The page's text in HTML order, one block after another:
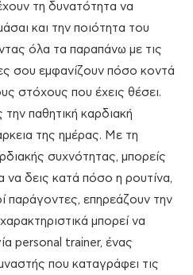
τη δυνατότητα να
και την ποιότητα του
όλα τα παραπάνω με τις
σου εμφανίζουν πόσο κοντά
στόχους που έχεις θέσει.
παθητική καρδιακή
της ημέρας. Με τη
συχνότητας, μπορείς
να δεις κατά πόσο η ρουτίνα,
παράγοντες, επηρεάζουν την
μπορεί να
personal trainer, ένας
που καταγράφει τις